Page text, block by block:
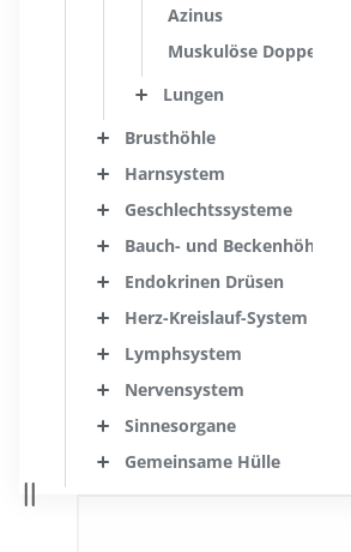
Azinus
Muskulöse
Lungen
Brusthöhle
Harnsystem
Geschlechtssysteme
Bauch- und Beckenhöhle
Endokrinen Drüsen
Herz-Kreislauf-System
Lymphsystem
Nervensystem
Sinnesorgane
Gemeinsame Hülle